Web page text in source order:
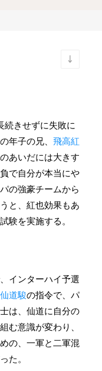
続きせずに失敗に
年子の兄、 飛高紅
あいだには大きす
で自分が本当にや
の強豪チームから
と、紅也効果もあ
験を実施する。
インターハイ予選
仙道駿の指令で、パ
は、仙道に自分の
む意識が変わり、
の、一軍と二軍混
た。